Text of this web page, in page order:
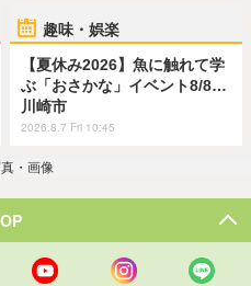
趣味・娯楽
【夏休み2026】魚に触れて学
ぶ「おさかな」イベント8/8…
川崎市
2026.8.7 Fri 10:45
・画像